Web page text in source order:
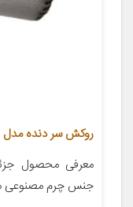
روکش سر دنده مدل KRMBZH3001 مناسب برای پژو پارس
جنس چرم مصنوعی مناسب